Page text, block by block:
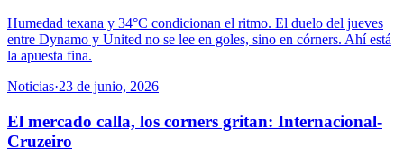
Humedad texana y 34°C condicionan el ritmo. El duelo del jueves
entre Dynamo y United no se lee en goles, sino en córners. Ahí está
la apuesta fina.
Noticias·23 de junio, 2026
El mercado calla, los corners gritan: Internacional-
Cruzeiro